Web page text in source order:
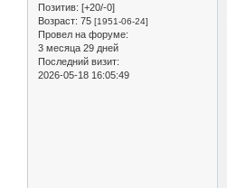
Позитив: [+20/-0]
Возраст: 75 [1951-06-24]
Провел на форуме:
3 месяца 29 дней
Последний визит:
2026-05-18 16:05:49